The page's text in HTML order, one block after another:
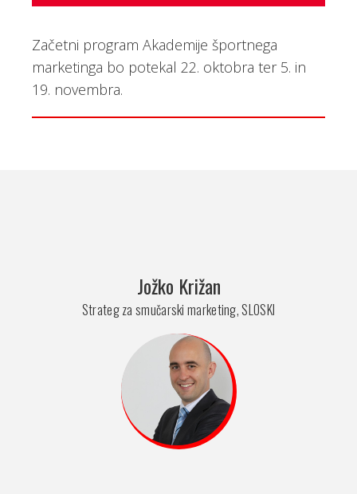
Začetni program Akademije športnega
marketinga bo potekal 22. oktobra ter 5. in
19. novembra.
Jožko Križan
Strateg za smučarski marketing, SLOSKI